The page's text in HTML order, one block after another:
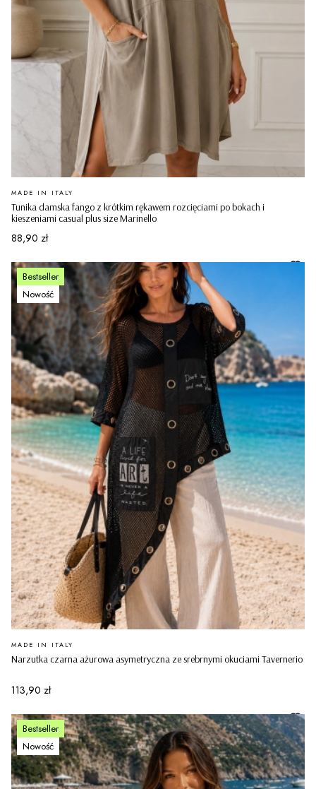
Tunika damska fango z krótkim rękawem rozcięciami po bokach i
kieszeniami casual plus size Marinello
PRODUCENT
MADE IN ITALY
Cena
88,90 zł
Bestseller
Nowość
Narzutka czarna ażurowa asymetryczna ze srebrnymi okuciami Tavernerio
PRODUCENT
MADE IN ITALY
Cena
113,90 zł
Bestseller
Nowość